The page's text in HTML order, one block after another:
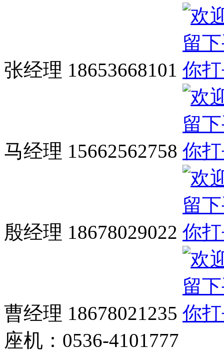
张经理 18653668101
马经理 15662562758
殷经理 18678029022
曹经理 18678021235
座机：0536-4101777